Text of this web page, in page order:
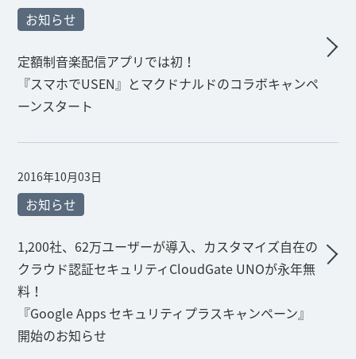
お知らせ
定額制音楽配信アプリでは初！
『スマホでUSEN』とマクドナルドのコラボキャンペ
ーンスタート
2016年10月03日
お知らせ
1,200社、62万ユーザーが導入、カスタマイズ自在の
クラウド認証セキュリティCloudGate UNOが永年無
料！
『Google Apps セキュリティプラスキャンペーン』
開始のお知らせ